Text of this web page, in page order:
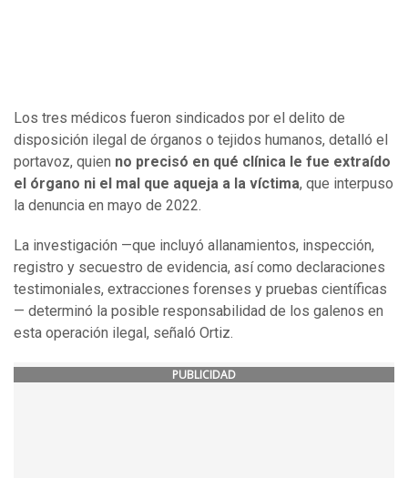
Los tres médicos fueron sindicados por el delito de
disposición ilegal de órganos o tejidos humanos, detalló el
portavoz, quien no precisó en qué clínica le fue extraído
el órgano ni el mal que aqueja a la víctima, que interpuso
la denuncia en mayo de 2022.
La investigación —que incluyó allanamientos, inspección,
registro y secuestro de evidencia, así como declaraciones
testimoniales, extracciones forenses y pruebas científicas
— determinó la posible responsabilidad de los galenos en
esta operación ilegal, señaló Ortiz.
PUBLICIDAD